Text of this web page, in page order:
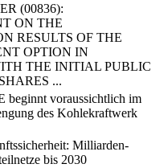
(00836):
ON THE
RESULTS OF THE
OPTION IN
THE INITIAL PUBLIC
...
beginnt voraussichtlich im
des Kohlekraftwerk
Milliarden-
bis 2030